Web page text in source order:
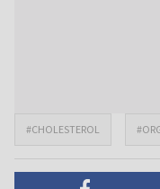
#CHOLESTEROL